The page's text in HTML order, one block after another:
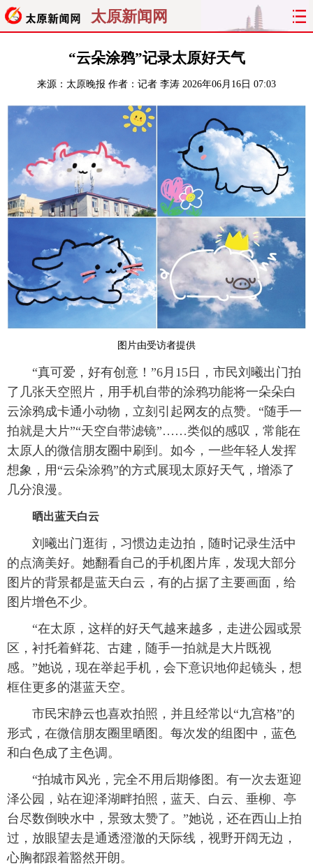
太原新闻网
聚焦 太原
经济 关注 文明 出行
曝光 综合
旅游 理财 政务 教育
看天下 晋月读 最太原 网罗民生
太原晚报 热评 社区
“云朵涂鸦”记录太原好天气
来源： 太原晚报 作者：记者 李涛 2026年06月16日 07:03
图片由受访者提供
“真可爱，好有创意！”6月15日，市民刘曦出门拍
了几张天空照片，用手机自带的涂鸦功能将一朵朵白
云涂鸦成卡通小动物，立刻引起网友的点赞。“随手一
拍就是大片”“天空自带滤镜”……类似的感叹，常能在
太原人的微信朋友圈中刷到。如今，一些年轻人发挥
想象，用“云朵涂鸦”的方式展现太原好天气，增添了
几分浪漫。
晒出蓝天白云
刘曦出门逛街，习惯边走边拍，随时记录生活中
的点滴美好。她翻看自己的手机图片库，发现大部分
图片的背景都是蓝天白云，有的占据了主要画面，给
图片增色不少。
“在太原，这样的好天气越来越多，走进公园或景
区，衬托着鲜花、古建，随手一拍就是大片既视
感。”她说，现在举起手机，会下意识地仰起镜头，想
框住更多的湛蓝天空。
市民宋静云也喜欢拍照，并且经常以“九宫格”的
形式，在微信朋友圈里晒图。每次发的组图中，蓝色
和白色成了主色调。
“拍城市风光，完全不用后期修图。有一次去逛迎
泽公园，站在迎泽湖畔拍照，蓝天、白云、垂柳、亭
台尽数倒映水中，景致太赞了。”她说，还在西山上拍
过，放眼望去是通透澄澈的天际线，视野开阔无边，
心胸都跟着豁然开朗。